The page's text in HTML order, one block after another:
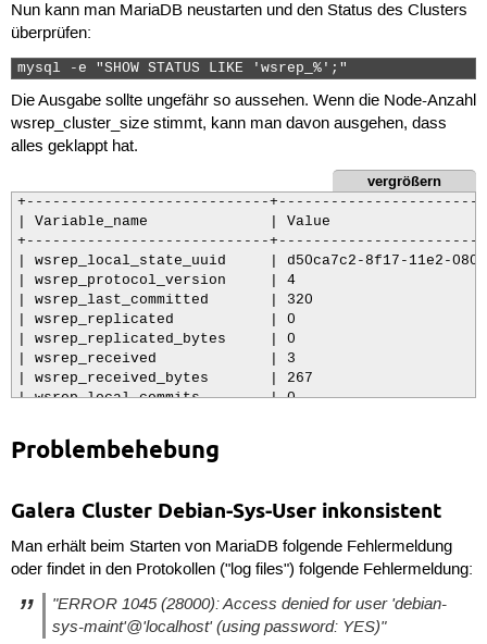
# "gcom://10.10.10.10"" oder "gcom://HOSTNAME""
#wsrep_cluster_address = 'gcomm://KNOTENADRESSE'
wsrep_provider = /usr/lib/galera/libgalera_smm.so
# Wie oft soll versucht werden, festgefahrene
wsrep_retry_autocommit=1
## Optionale Einstellungen ##
# Authentifizierung (empfohlen)
wsrep_sst_auth=BENUTZERNAME:PASSWORT
# Name des Clusters
wsrep_cluster_name=CLUSTERNAME
# Log-Level auf DEBUG stellen, damit man mehr Infos
wsrep_debug=1
wsrep_replicate_myisam=1
# Konvertiere locking sessions in Transaktionen.
# Transaktionen sorgen dafür, daß bei parallelen
# diese für einen Zugreifenden gesperrt werden, damit
# der Zufall entscheidet, was am Ende gespeichert
wsrep_convert_LOCK_to_trx=1
Nun kann man MariaDB neustarten und den Status des Clusters
überprüfen:
mysql -e "SHOW STATUS LIKE 'wsrep_%';"
Die Ausgabe sollte ungefähr so aussehen. Wenn die Node-Anzahl
wsrep_cluster_size stimmt, kann man davon ausgehen, dass
alles geklappt hat.
vergrößern
+----------------------------
| Variable_name              | Value
+----------------------------
| wsrep_local_state_uuid     | d50ca7c2-8f17-11e2-
| wsrep_protocol_version     | 4
| wsrep_last_committed       | 320
| wsrep_replicated           | 0
| wsrep_replicated_bytes     | 0
| wsrep_received             | 3
| wsrep_received_bytes       | 267
| wsrep_local_commits        | 0
| wsrep_local_bf_aborts      | 0
| wsrep_local_replays        | 0
| wsrep_local_recv_queue     | 0
| wsrep_flow_control_paused  | 0.000000
| wsrep_flow_control_sent    | 0
| wsrep_flow_control_recv    | 0
| wsrep_cert_deps_distance   | 0.000000
| wsrep_apply_oooe           | 0.000000
Problembehebung
Galera Cluster Debian-Sys-User inkonsistent
Man erhält beim Starten von MariaDB folgende Fehlermeldung
oder findet in den Protokollen ("log files") folgende Fehlermeldung:
"ERROR 1045 (28000): Access denied for user 'debian-
sys-maint'@'localhost' (using password: YES)"